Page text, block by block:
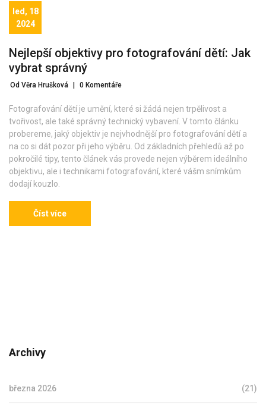
led, 18
2024
Nejlepší objektivy pro fotografování dětí: Jak
vybrat správný
Od Věra Hrušková 0 Komentáře
Fotografování dětí je umění, které si žádá nejen trpělivost a
tvořivost, ale také správný technický vybavení. V tomto článku
probereme, jaký objektiv je nejvhodnější pro fotografování dětí a
na co si dát pozor při jeho výběru. Od základních přehledů až po
pokročilé tipy, tento článek vás provede nejen výběrem ideálního
objektivu, ale i technikami fotografování, které vášm snímkům
dodají kouzlo.
Číst více
Archivy
března 2026 (21)